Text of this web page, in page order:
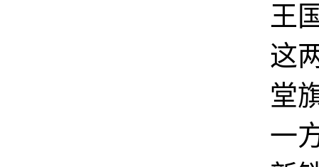
王
这
堂
一